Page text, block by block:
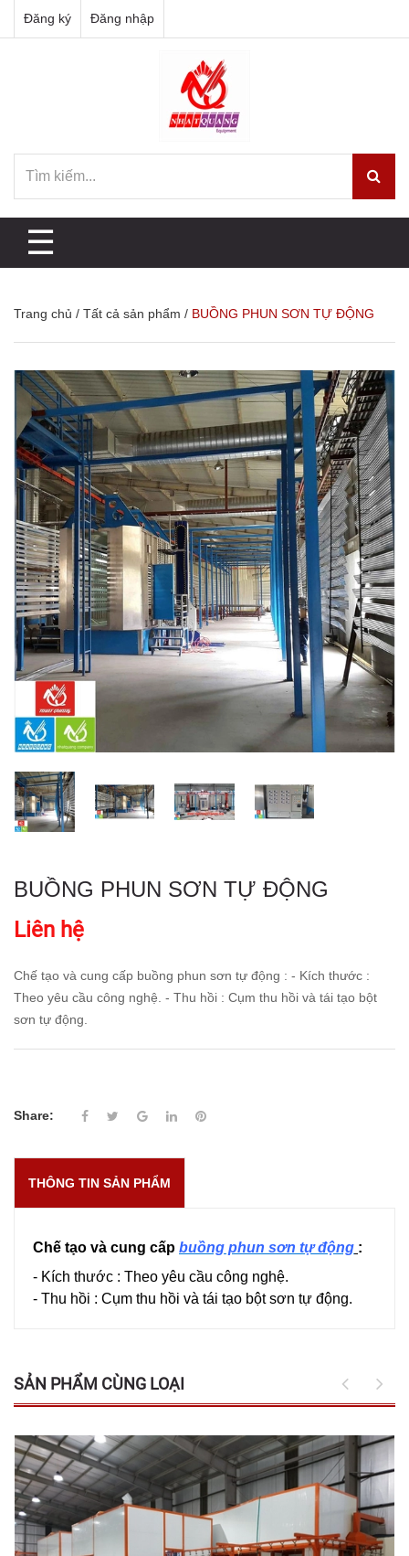
Đăng ký Đăng nhập
☰
Trang chủ / Tất cả sản phẩm / BUỒNG PHUN SƠN TỰ ĐỘNG
BUỒNG PHUN SƠN TỰ ĐỘNG
Liên hệ
Chế tạo và cung cấp buồng phun sơn tự động : - Kích thước :
Theo yêu cầu công nghệ. - Thu hồi : Cụm thu hồi và tái tạo bột
sơn tự động.
Share:
THÔNG TIN SẢN PHẨM
Chế tạo và cung cấp buồng phun sơn tự động :
- Kích thước : Theo yêu cầu công nghệ.
- Thu hồi : Cụm thu hồi và tái tạo bột sơn tự động.
SẢN PHẨM CÙNG LOẠI